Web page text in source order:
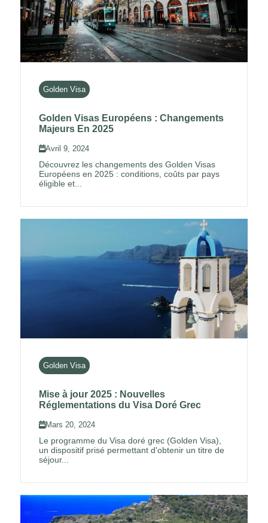
Golden Visa
Golden Visas Européens : Changements
Majeurs En 2025
Avril 9, 2024
Découvrez les changements des Golden Visas
Européens en 2025 : conditions, coûts par pays
éligible et...
Golden Visa
Mise à jour 2025 : Nouvelles
Réglementations du Visa Doré Grec
Mars 20, 2024
Le programme du Visa doré grec (Golden Visa),
un dispositif prisé permettant d'obtenir un titre de
séjour...